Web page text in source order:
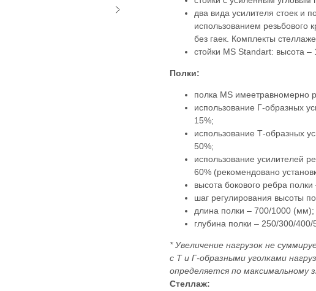
два вида усилителя стоек и
использованием резьбового
без гаек. Комплекты
стойки MS Standart: высота
Полки:
полка MS имеетравномерно
использование Г-образных
15%;
использование Т-образных
50%;
использование усилителей
60% (рекомендовано
высота бокового ребра
шаг регулирования высоты
длина полки – 700/1000 (мм);
глубина полки – 250/300/
* Увеличение нагрузок не
с Т и Г-образными уголками
определяется по максимальному
Стеллаж: